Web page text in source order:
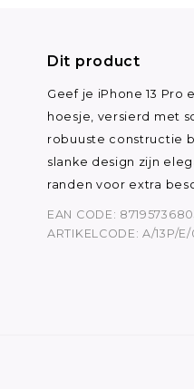
Dit product
Geef je iPhone 13 Pro
hoesje, versierd met
robuuste constructie
slanke design zijn
randen voor extra
EAN CODE:
ARTIKELCODE: A/13P/E/